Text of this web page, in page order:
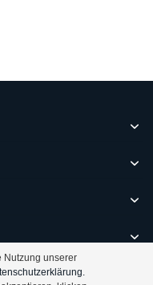
Nutzung unserer